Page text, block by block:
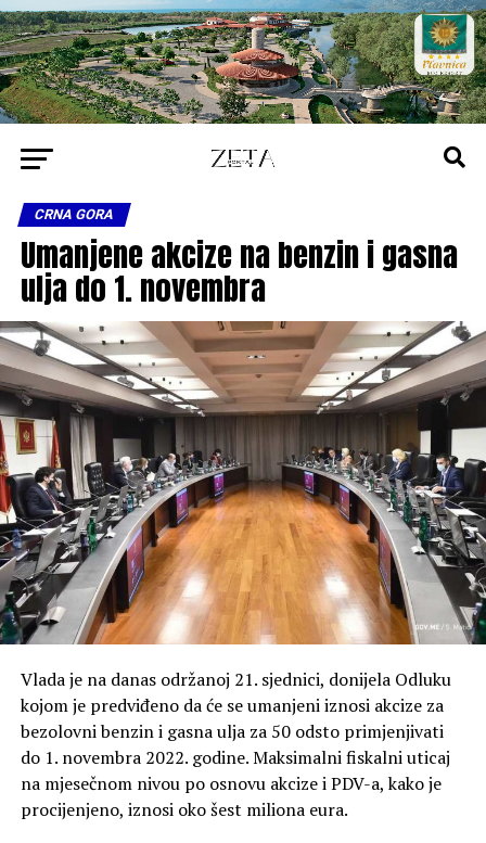
CRNA GORA
Umanjene akcize na benzin i gasna
ulja do 1. novembra
Vlada je na danas održanoj 21. sjednici, donijela Odluku
kojom je predviđeno da će se umanjeni iznosi akcize za
bezolovni benzin i gasna ulja za 50 odsto primjenjivati
do 1. novembra 2022. godine. Maksimalni fiskalni uticaj
na mjesečnom nivou po osnovu akcize i PDV-a, kako je
procijenjeno, iznosi oko šest miliona eura.